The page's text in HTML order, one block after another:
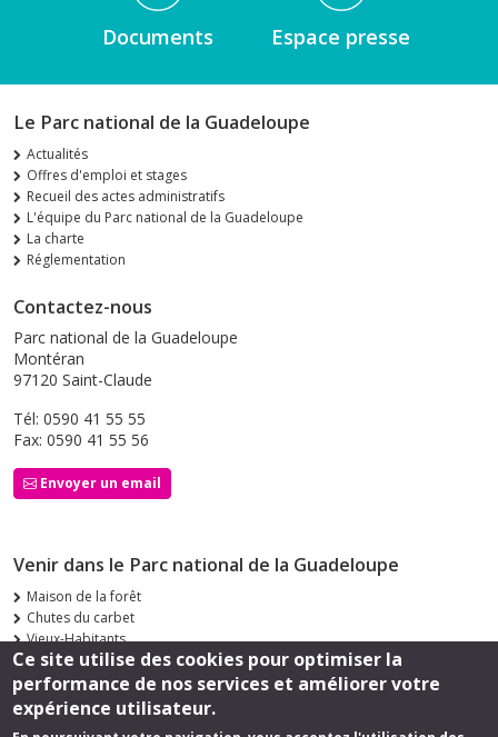
Documents Espace presse
Le Parc national de la Guadeloupe
Actualités
Offres d'emploi et stages
Recueil des actes administratifs
L'équipe du Parc national de la Guadeloupe
La charte
Réglementation
Contactez-nous
Parc national de la Guadeloupe
Montéran
97120 Saint-Claude
Tél: 0590 41 55 55
Fax: 0590 41 55 56
Envoyer un email
Venir dans le Parc national de la Guadeloupe
Maison de la forêt
Chutes du carbet
Vieux-Habitants
Siège de Saint-Claude
Suivez-nous
Ce site utilise des cookies pour optimiser la
performance de nos services et améliorer votre
expérience utilisateur.